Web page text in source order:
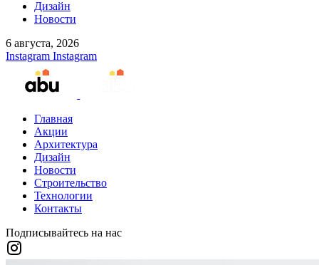
Дизайн
Новости
6 августа, 2026
Instagram Instagram
Главная
Акции
Архитектура
Дизайн
Новости
Строительство
Технологии
Контакты
Подписывайтесь на нас